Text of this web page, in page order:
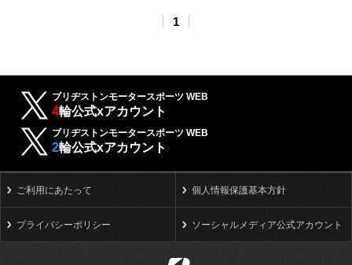
1
ブリヂストンモータースポーツ WEB
4輪公式xアカウント
ブリヂストンモータースポーツ WEB
2輪公式xアカウント
ご利用にあたって 個人情報保護基本方針
プライバシーポリシー ソーシャルメディア公式アカウント